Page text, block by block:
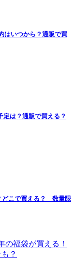
はいつから？通販で買
定は？通販で買える？
どこで買える？ 数量限
の福袋が買える！
？